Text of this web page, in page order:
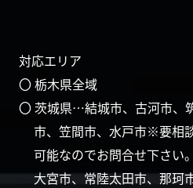
対応エリア
〇 栃木県全域
〇 茨城県…結城市、古河市、
市、笠間市、水戸市※要相
可能なのでお問合せ下さい
大宮市、常陸太田市、那珂